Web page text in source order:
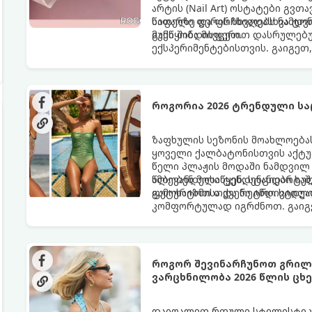
არტის (Nail Art) ოსტატები
საფარზე და ფრჩხილებს
განწყობა მივცეთ.
წითელი ფერის სხვადასხვა
მუქი შინდისფერით
ექსპერიმენტებისთვის.
როგორია 2026 ტრენდული
ზაფხულის სეზონის
ყოველი ქალბატონისთვის
წელი პლაჟის მოდაში ნამდვილ
ამბობენ მოსაწყენ,
ფუტურიზმისა და რეტრო
წლევანდელი ტენდენციები
გამოხატოთ თქვენი
კომფორტულად იგრძნოთ.
როგორ შევინარჩუნოთ
ვარცხნილობა 2026 წლის